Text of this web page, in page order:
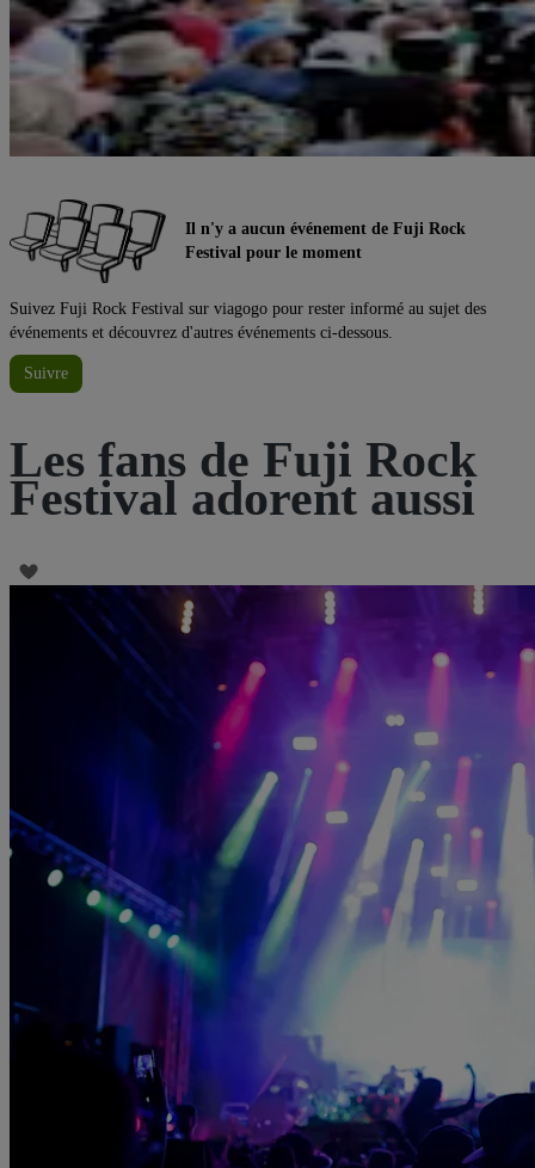
Il n'y a aucun événement de Fuji Rock
Festival pour le moment
Suivez Fuji Rock Festival sur viagogo pour rester informé au sujet des
événements et découvrez d'autres événements ci-dessous.
Suivre
Les fans de Fuji Rock
Festival adorent aussi